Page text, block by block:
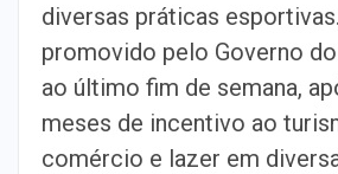
diversas práticas
promovido pelo Governo
ao último fim de semana,
meses de incentivo ao
comércio e lazer em